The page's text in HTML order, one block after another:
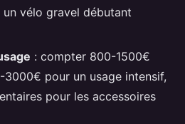
vélo gravel débutant
: compter 800-1500€
3000€ pour un usage intensif,
pour les accessoires